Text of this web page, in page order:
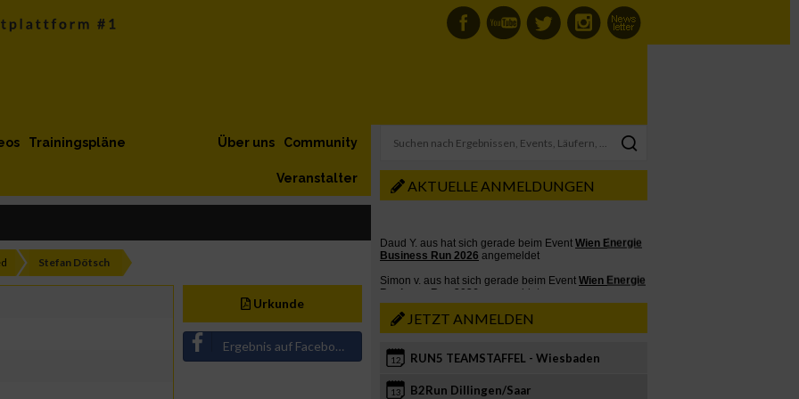
Trainingspläne Community
Über uns
Veranstalter
Stefan Dötsch
Urkunde
Ergebnis auf Facebook teilen
AKTUELLE ANMELDUNGEN
JETZT ANMELDEN
12 RUN5 TEAMSTAFFEL - Wiesbaden
13 B2Run Dillingen/Saar